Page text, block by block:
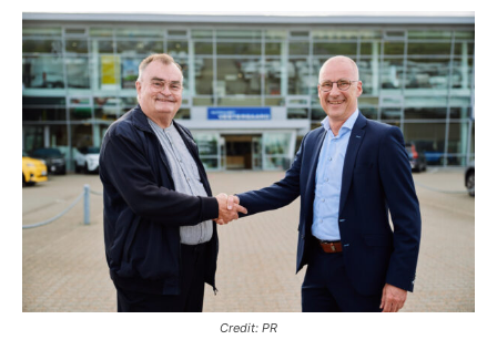
Credit: PR